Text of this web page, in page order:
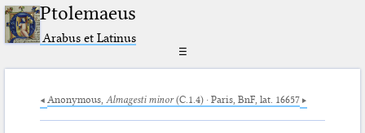
Ptolemaeus
Arabus et Latinus
☰
Anonymous,Almagesti minor(C.1.4) · Paris, BnF, lat. 16657